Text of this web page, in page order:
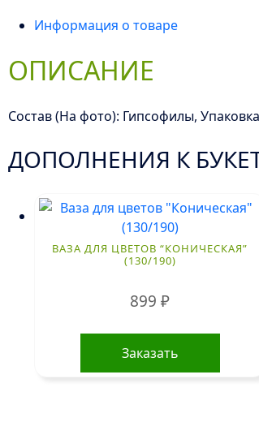
Информация о товаре
ОПИСАНИЕ
Состав (На фото): Гипсофилы,
ДОПОЛНЕНИЯ К
ВАЗА ДЛЯ ЦВЕТОВ “КОНИЧЕСКАЯ”
(130/190)
899₽
Заказать